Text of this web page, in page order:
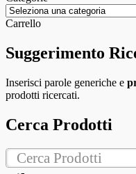
Carrello
Suggerimento
Inserisci parole generiche e
prodotti ricercati.
Cerca Prodotti